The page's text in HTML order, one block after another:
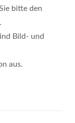
bitte den
Bild- und
aus.